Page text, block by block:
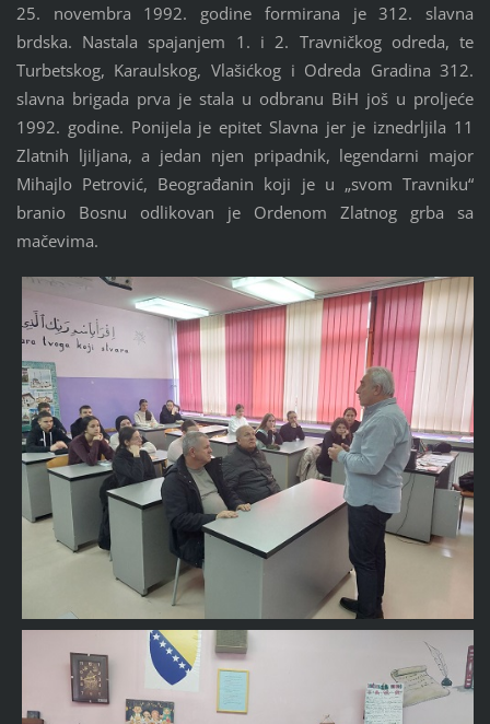
25. novembra 1992. godine formirana je 312. slavna
brdska. Nastala spajanjem 1. i 2. Travničkog odreda, te
Turbetskog, Karaulskog, Vlašićkog i Odreda Gradina 312.
slavna brigada prva je stala u odbranu BiH još u proljeće
1992. godine. Ponijela je epitet Slavna jer je iznedrljila 11
Zlatnih ljiljana, a jedan njen pripadnik, legendarni major
Mihajlo Petrović, Beograđanin koji je u „svom Travniku“
branio Bosnu odlikovan je Ordenom Zlatnog grba sa
mačevima.